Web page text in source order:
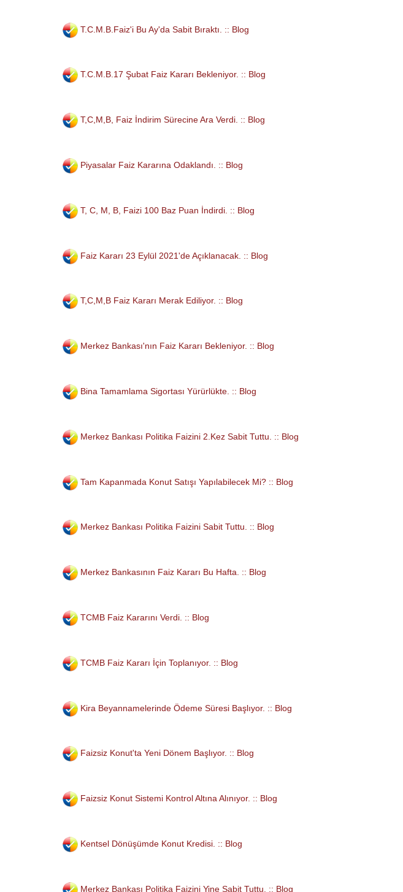
T.C.M.B.Faiz'i Bu Ay'da Sabit Bıraktı. :: Blog
T.C.M.B.17 Şubat Faiz Kararı Bekleniyor. :: Blog
T,C,M,B, Faiz İndirim Sürecine Ara Verdi. :: Blog
Piyasalar Faiz Kararına Odaklandı. :: Blog
T, C, M, B, Faizi 100 Baz Puan İndirdi. :: Blog
Faiz Kararı 23 Eylül 2021'de Açıklanacak. :: Blog
T,C,M,B Faiz Kararı Merak Ediliyor. :: Blog
Merkez Bankası'nın Faiz Kararı Bekleniyor. :: Blog
Bina Tamamlama Sigortası Yürürlükte. :: Blog
Merkez Bankası Politika Faizini 2.Kez Sabit Tuttu. :: Blog
Tam Kapanmada Konut Satışı Yapılabilecek Mi? :: Blog
Merkez Bankası Politika Faizini Sabit Tuttu. :: Blog
Merkez Bankasının Faiz Kararı Bu Hafta. :: Blog
TCMB Faiz Kararını Verdi. :: Blog
TCMB Faiz Kararı İçin Toplanıyor. :: Blog
Kira Beyannamelerinde Ödeme Süresi Başlıyor. :: Blog
Faizsiz Konut'ta Yeni Dönem Başlıyor. :: Blog
Faizsiz Konut Sistemi Kontrol Altına Alınıyor. :: Blog
Kentsel Dönüşümde Konut Kredisi. :: Blog
Merkez Bankası Politika Faizini Yine Sabit Tuttu. :: Blog